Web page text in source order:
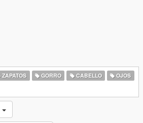
ZAPATOS GORRO CABELLO
OJOS